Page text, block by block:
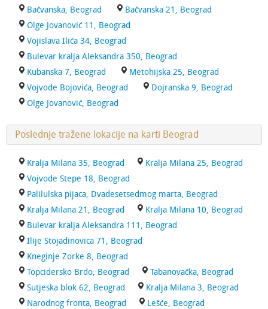
Bačvanska, Beograd
Bačvanska 21, Beograd
Olge Jovanović 11, Beograd
Vojislava Ilića 34, Beograd
Bulevar kralja Aleksandra 350, Beograd
Kubanska 7, Beograd
Metohijska 25, Beograd
Vojvode Bojovića, Beograd
Dojranska 9, Beograd
Olge Jovanović, Beograd
Poslednje tražene lokacije na karti Beograd
Kralja Milana 35, Beograd
Kralja Milana 25, Beograd
Vojvode Stepe 18, Beograd
Palilulska pijaca, Dvadesetsedmog marta, Beograd
Kralja Milana 21, Beograd
Kralja Milana 10, Beograd
Bulevar kralja Aleksandra 111, Beograd
Ilije Stojadinovica 71, Beograd
Kneginje Zorke 8, Beograd
Topcidersko Brdo, Beograd
Tabanovačka, Beograd
Sutjeska blok 62, Beograd
Kralja Milana 3, Beograd
Narodnog fronta, Beograd
Lešće, Beograd